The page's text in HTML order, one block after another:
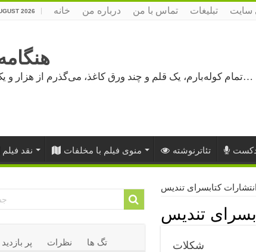
2026 خانه درباره من تماس با من تبلیغات سایت
تمام کوله‌بارم، یک قلم و چند ورق کاغذ، می‌گذرم از هزار و یک راه نرفته…
نقد فیلم منوی فیلم با مخلفات تئاترنوشته
کتابسرای تندیس
تندیس
شکلات پر بازدید نظرات تگ ها